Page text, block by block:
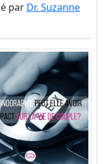
par Dr. Suzanne